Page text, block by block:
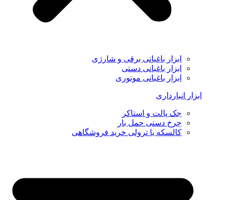
ابزار باغبانی برقی و شارژی
ابزار باغبانی دستی
ابزار باغبانی موتوری
ابزار انبارداری
جک پالت و استاکر
چرخ دستی حمل بار
کالسکه یا ترولی خرید فروشگاهی